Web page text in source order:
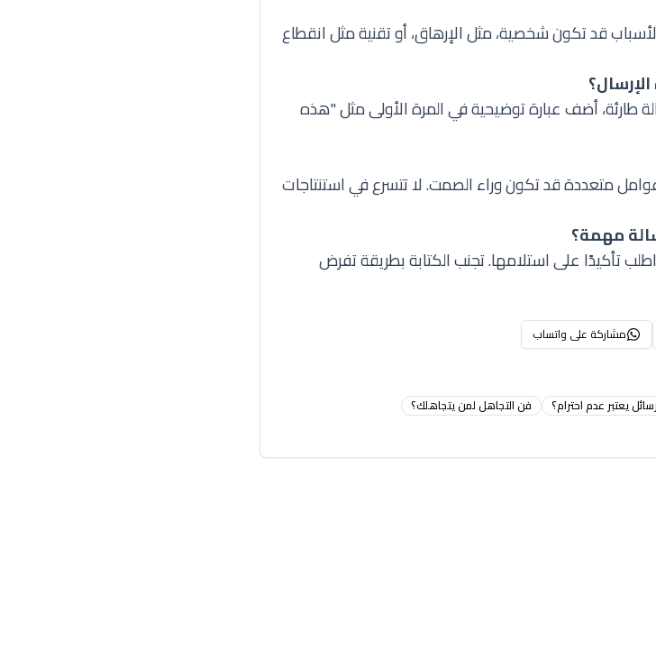
قد تكون شخصية، مثل الإرهاق، أو تقنية مثل انقطاع
الرسالة طارئة، أضف عبارة توضيحية في المرة الأولى مثل "هذه
متعددة قد تكون وراء الصمت. لا تتسرع في استنتاجات
مهمة؟
تأكيدًا على استلامها. تجنب الكتابة بطريقة تفرض
مشاركة على واتساب
يعتبر عدم احترام؟
فن التجاهل لمن يتجاهلك؟